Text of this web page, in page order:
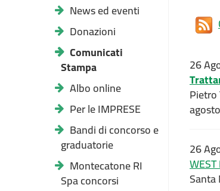
News ed eventi
Donazioni
Comunicati
Stampa
Albo online
Per le IMPRESE
Bandi di concorso e
graduatorie
Montecatone RI
Spa concorsi
26
26
Santa